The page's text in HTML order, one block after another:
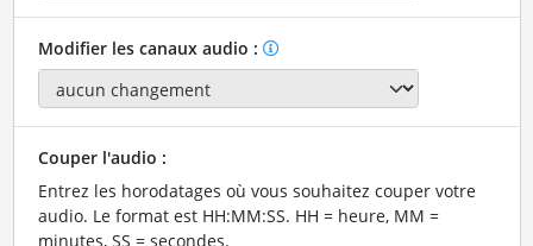
Modifier les canaux audio :
Couper l'audio :
Entrez les horodatages où vous souhaitez couper votre
audio. Le format est HH:MM:SS. HH = heure, MM =
minutes, SS = secondes.